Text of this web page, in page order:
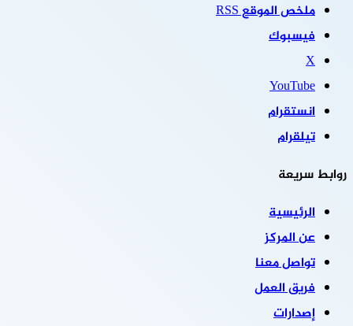
ملخص الموقع RSS
فيسبوك
‫X
‫YouTube
انستقرام
تيلقرام
روابط سريعة
الرئيسية
عن المركز
تواصل معنا
فريق العمل
إصدارات